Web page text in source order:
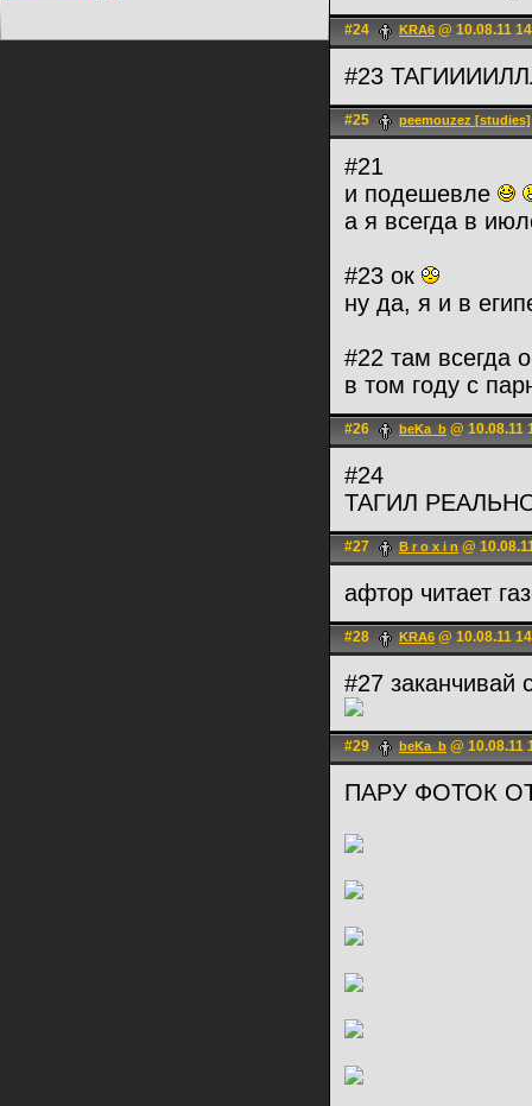
#24 KRA6 @ 10.08.11
#23
#25 peemouzez [studies]
#21
и подешевле
а я всегда в
#23 ок
ну да, я и в
#22 там всегда
в том году с
#26 beKa_b @ 10.08.11
#24
ТАГИЛ
#27 B r o x i n @
афтор читает
#28 KRA6 @ 10.08.11
#27 заканчивай
#29 beKa_b @ 10.08.11
ПАРУ ФОТОК